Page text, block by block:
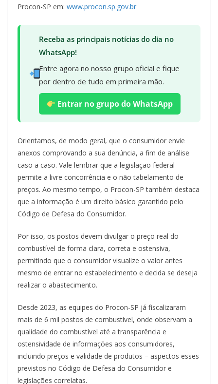
Procon-SP em: www.procon.sp.gov.br
Receba as principais notícias do dia no
WhatsApp!
Entre agora no nosso grupo oficial e fique
por dentro de tudo em primeira mão.
Entrar no grupo do WhatsApp
Orientamos, de modo geral, que o consumidor envie
anexos comprovando a sua denúncia, a fim de análise
caso a caso. Vale lembrar que a legislação federal
permite a livre concorrência e o não tabelamento de
preços. Ao mesmo tempo, o Procon-SP também destaca
que a informação é um direito básico garantido pelo
Código de Defesa do Consumidor.
Por isso, os postos devem divulgar o preço real do
combustível de forma clara, correta e ostensiva,
permitindo que o consumidor visualize o valor antes
mesmo de entrar no estabelecimento e decida se deseja
realizar o abastecimento.
Desde 2023, as equipes do Procon-SP já fiscalizaram
mais de 6 mil postos de combustível, onde observam a
qualidade do combustível até a transparência e
ostensividade de informações aos consumidores,
incluindo preços e validade de produtos – aspectos esses
previstos no Código de Defesa do Consumidor e
legislações correlatas.